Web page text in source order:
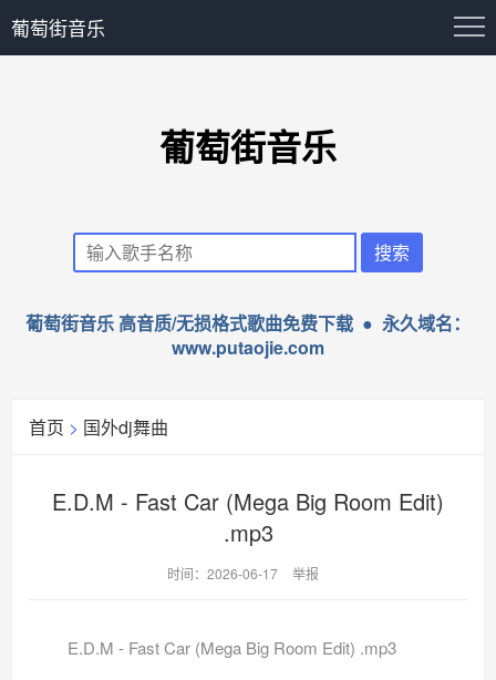
葡萄街音乐
葡萄街音乐
葡萄街音乐 高音质/无损格式歌曲免费下载 ● 永久域名：
www.putaojie.com
首页 > 国外dj舞曲
E.D.M - Fast Car (Mega Big Room Edit)
.mp3
时间：2026-06-17 举报
E.D.M - Fast Car (Mega Big Room Edit) .mp3